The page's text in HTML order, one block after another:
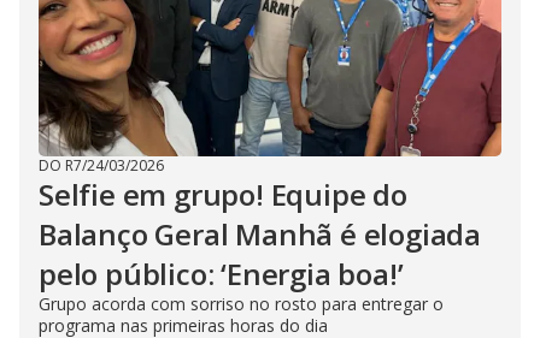
DO R7/24/03/2026
Selfie em grupo! Equipe do
Balanço Geral Manhã é elogiada
pelo público: ‘Energia boa!’
Grupo acorda com sorriso no rosto para entregar o
programa nas primeiras horas do dia